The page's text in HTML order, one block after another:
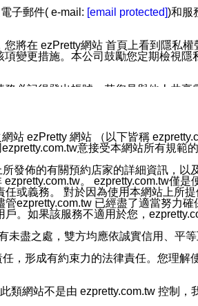
子郵件( e-mail: [email protected])和服
將在 ezPretty網站 首頁上看到隱私
變更措施。本公司鼓勵您定期檢視
必記得登出帳號。若您是與他人共
件供您參考。您能依照該資料或電子
訊息。
。滿足以下三個條件者，將可收到通
ezPretty 網站 （以下皆稱
意接受本網站所有規範的
發佈的有關預約店家的詳細資訊，以
。 ezpretty.com.tw僅
或義務。 對於因為使用本網站上所
ezpretty.com.tw 已經盡了適當努力
。如果該服務不適用於您，
盡之處，雙方均應依誠實信用、平等
，形成有約束力的法律責任。您理
網站不是由 ezpretty.com.tw 控制